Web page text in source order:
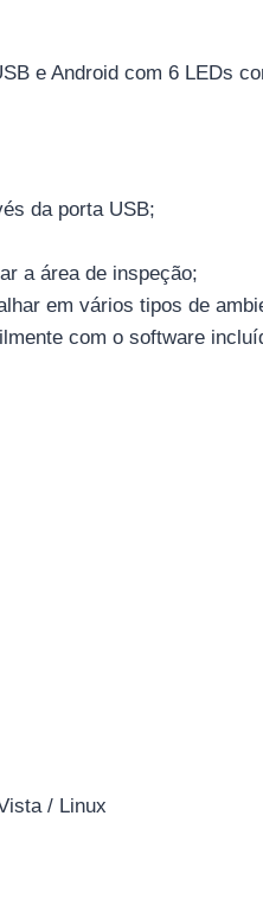
e Android com 6 LEDs
da porta USB;
a área de inspeção;
em vários tipos de
com o software
/ Linux